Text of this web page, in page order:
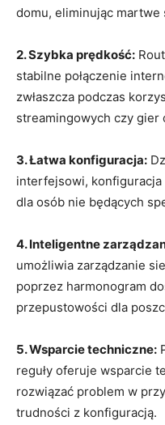
domu, eliminując martwe
2. Szybka prędkość:
stabilne połączenie
zwłaszcza podczas
streamingowych czy gier
3. Łatwa konfiguracja:
interfejsowi, konfiguracja
dla osób nie będących
4. Inteligentne
umożliwia zarządzanie
poprzez harmonogram
przepustowości dla
5. Wsparcie techniczne:
reguły oferuje wsparcie
rozwiązać problem w
trudności z konfiguracją.